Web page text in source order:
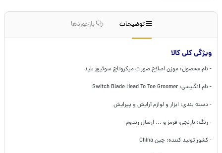
توضیحات بازخوردها
ویژگی کلی کالا
- نام محصول: موزن اصلاح صورت میکروتاچ سوئیچ بلید
- نام انگلیسی: Switch Blade Head To Toe Groomer
- دسته بندی: ابزار و لوازم آرایش و پیرایش
- رنگ: نارنجی، قرمز و ... ارسال رندوم
- کشور تولید کننده: چین China